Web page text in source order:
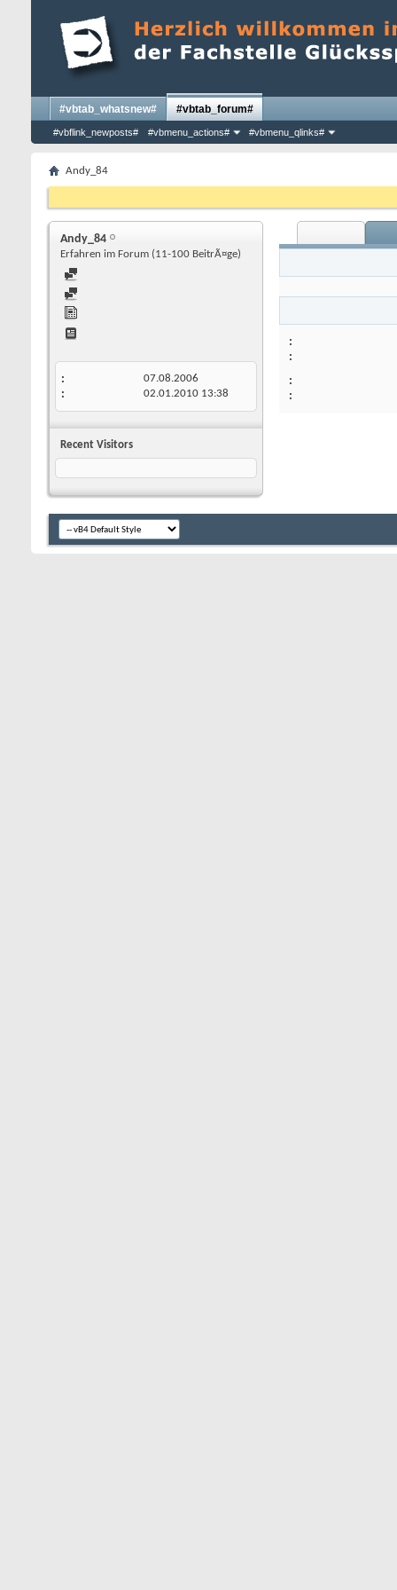
#vbtab_whatsnew# #vbtab_forum#
#vbflink_newposts# #vbmenu_actions# #vbmenu_qlinks#
Andy_84
Andy_84
Erfahren im Forum (11-100 BeitrÃ¤ge)
07.08.2006
02.01.2010 13:38
Recent Visitors